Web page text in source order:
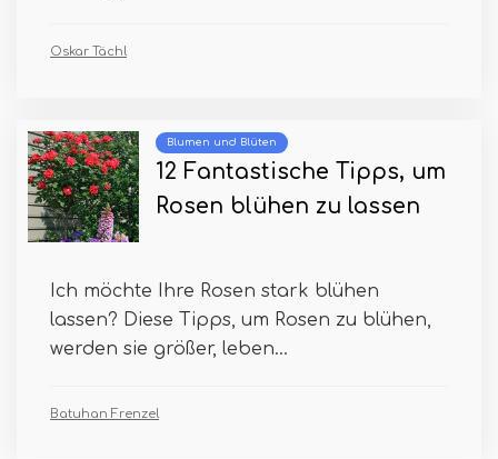
Oskar Tächl
Blumen und Blüten
12 Fantastische Tipps, um
Rosen blühen zu lassen
Ich möchte Ihre Rosen stark blühen
lassen? Diese Tipps, um Rosen zu blühen,
werden sie größer, leben...
Batuhan Frenzel